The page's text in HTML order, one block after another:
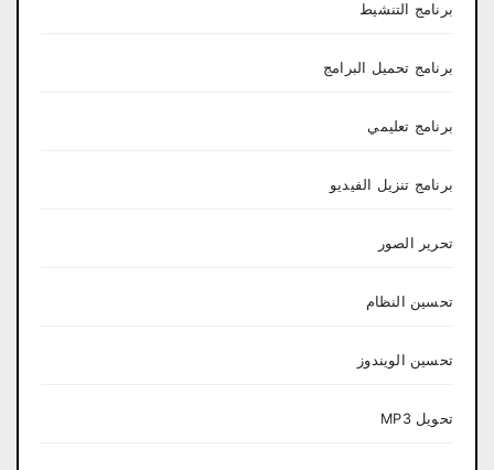
برنامج التنشيط
برنامج تحميل البرامج
برنامج تعليمي
برنامج تنزيل الفيديو
تحرير الصور
تحسين النظام
تحسين الويندوز
تحويل MP3